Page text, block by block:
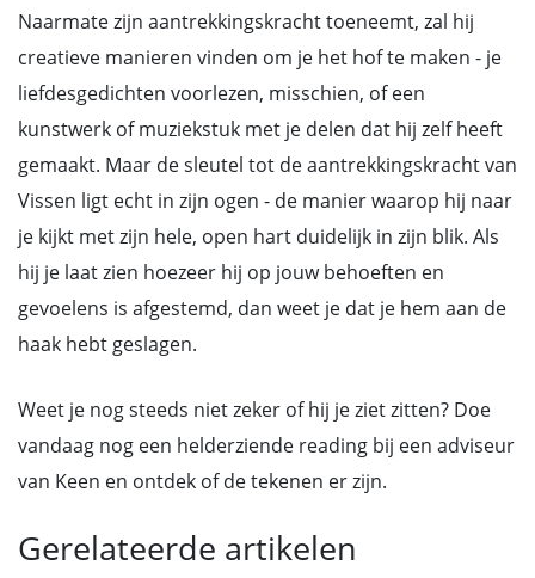
Naarmate zijn aantrekkingskracht toeneemt, zal hij
creatieve manieren vinden om je het hof te maken - je
liefdesgedichten voorlezen, misschien, of een
kunstwerk of muziekstuk met je delen dat hij zelf heeft
gemaakt. Maar de sleutel tot de aantrekkingskracht van
Vissen ligt echt in zijn ogen - de manier waarop hij naar
je kijkt met zijn hele, open hart duidelijk in zijn blik. Als
hij je laat zien hoezeer hij op jouw behoeften en
gevoelens is afgestemd, dan weet je dat je hem aan de
haak hebt geslagen.
Weet je nog steeds niet zeker of hij je ziet zitten? Doe
vandaag nog een helderziende reading bij een adviseur
van Keen en ontdek of de tekenen er zijn.
Gerelateerde artikelen